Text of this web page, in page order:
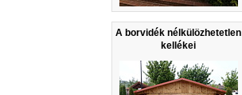
A borvidék nélkülözhetetlen
kellékei